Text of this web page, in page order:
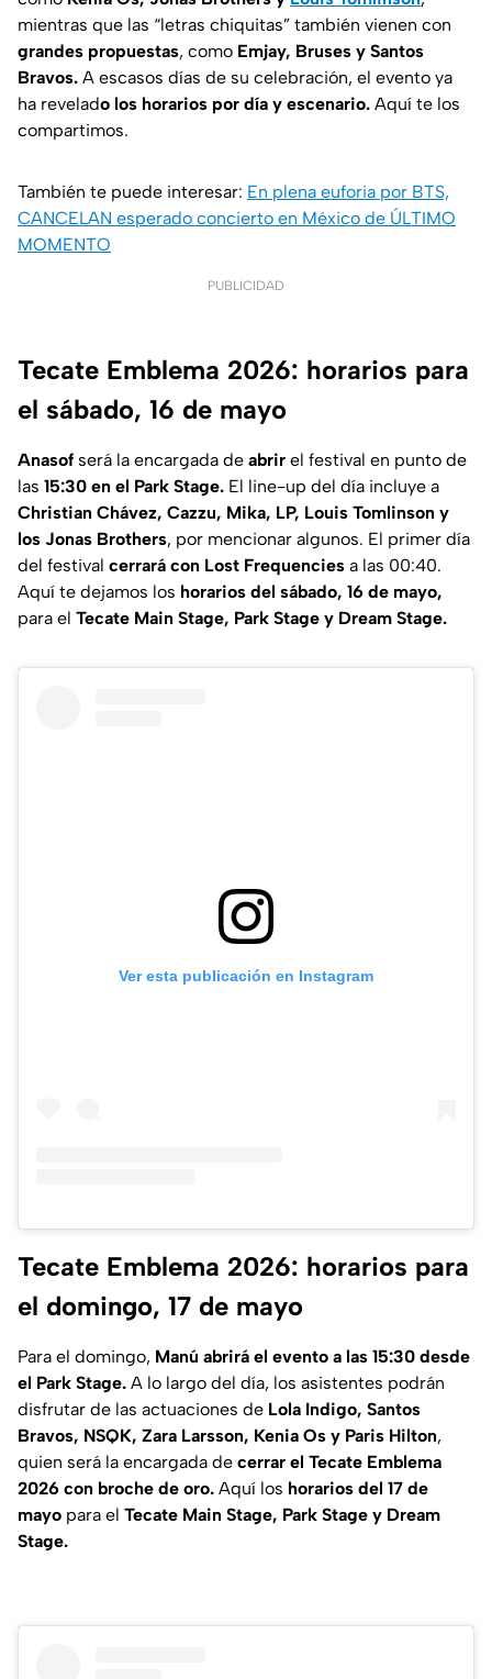
mientras que las “letras chiquitas” también vienen con
grandes propuestas, como Emjay, Bruses y Santos
Bravos. A escasos días de su celebración, el evento ya
ha revelado los horarios por día y escenario. Aquí te los
compartimos.
También te puede interesar: En plena euforia por BTS,
CANCELAN esperado concierto en México de ÚLTIMO
MOMENTO
PUBLICIDAD
Tecate Emblema 2026: horarios para
el sábado, 16 de mayo
Anasof será la encargada de abrir el festival en punto de
las 15:30 en el Park Stage. El line-up del día incluye a
Christian Chávez, Cazzu, Mika, LP, Louis Tomlinson y
los Jonas Brothers, por mencionar algunos. El primer día
del festival cerrará con Lost Frequencies a las 00:40.
Aquí te dejamos los horarios del sábado, 16 de mayo,
para el Tecate Main Stage, Park Stage y Dream Stage.
Ver esta publicación en Instagram
Tecate Emblema 2026: horarios para
el domingo, 17 de mayo
Para el domingo, Manú abrirá el evento a las 15:30 desde
el Park Stage. A lo largo del día, los asistentes podrán
disfrutar de las actuaciones de Lola Indigo, Santos
Bravos, NSQK, Zara Larsson, Kenia Os y Paris Hilton,
quien será la encargada de cerrar el Tecate Emblema
2026 con broche de oro. Aquí los horarios del 17 de
mayo para el Tecate Main Stage, Park Stage y Dream
Stage.